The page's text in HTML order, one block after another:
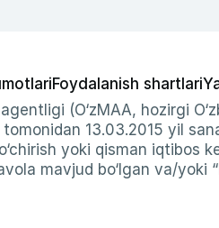
Foydalanish shartlari
(O‘zMAA, hozirgi
13.03.2015 yil
yoki qisman
mavjud bo‘lgan va/yoki